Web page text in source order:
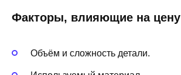
Факторы, влияющие на цену
Объём и сложность детали.